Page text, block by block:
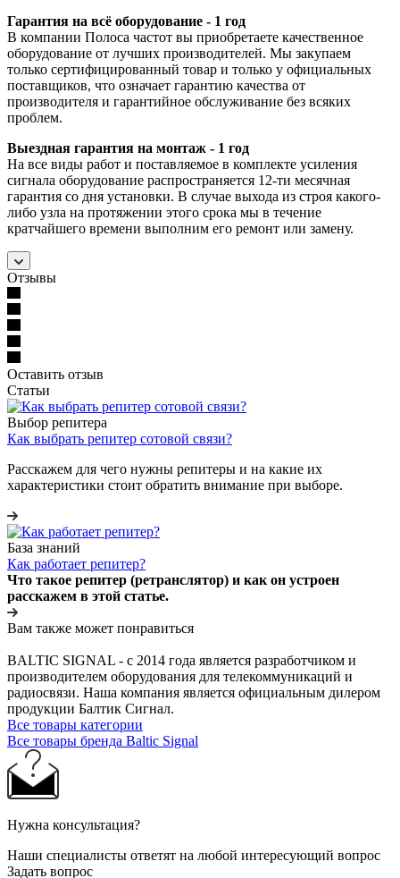
Гарантия на всё оборудование - 1 год
В компании Полоса частот вы приобретаете качественное
оборудование от лучших производителей. Мы закупаем
только сертифицированный товар и только у официальных
поставщиков, что означает гарантию качества от
производителя и гарантийное обслуживание без всяких
проблем.
Выездная гарантия на монтаж - 1 год
На все виды работ и поставляемое в комплекте усиления
сигнала оборудование распространяется 12-ти месячная
гарантия со дня установки. В случае выхода из строя какого-
либо узла на протяжении этого срока мы в течение
кратчайшего времени выполним его ремонт или замену.
Отзывы
Оставить отзыв
Статьи
Выбор репитера
Как выбрать репитер сотовой связи?
Расскажем для чего нужны репитеры и на какие их
характеристики стоит обратить внимание при выборе.
База знаний
Как работает репитер?
Что такое репитер (ретранслятор) и как он устроен
расскажем в этой статье.
Вам также может понравиться
BALTIC SIGNAL - с 2014 года является разработчиком и
производителем оборудования для телекоммуникаций и
радиосвязи. Наша компания является официальным дилером
продукции Балтик Сигнал.
Все товары категории
Все товары бренда Baltic Signal
Нужна консультация?
Наши специалисты ответят на любой интересующий вопрос
Задать вопрос